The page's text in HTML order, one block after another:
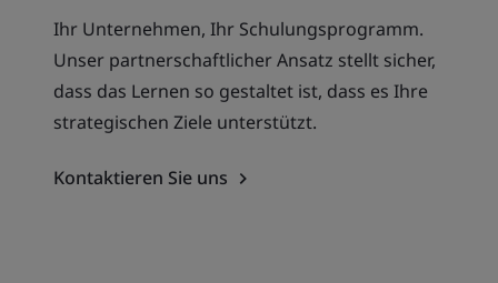
Ihr Unternehmen, Ihr Schulungsprogramm.
Unser partnerschaftlicher Ansatz stellt sicher,
dass das Lernen so gestaltet ist, dass es Ihre
strategischen Ziele unterstützt.
Kontaktieren Sie uns